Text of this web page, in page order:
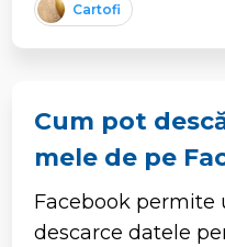
Cartofi
Cum pot
mele de pe
Facebook permite
descarce datele